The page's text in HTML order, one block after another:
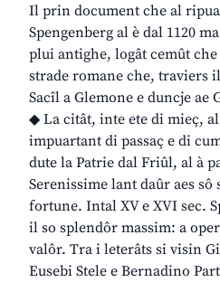
Il prin document che al
Spengenberg al è dal 1120
plui antighe, logât cemût
strade romane che, traviers
Sacîl a Glemone e duncje ae
◆ La citât, inte ete di mieç,
impuartant di passaç e di
dute la Patrie dal Friûl, al à
Serenissime lant daûr aes
fortune. Intal XV e XVI sec.
il so splendôr massim: a
valôr. Tra i leterâts si visin
Eusebi Stele e Bernadino